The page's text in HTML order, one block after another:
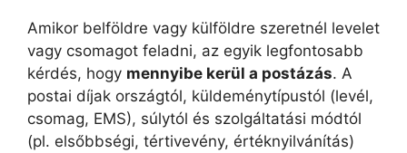
Amikor belföldre vagy külföldre szeretnél levelet
vagy csomagot feladni, az egyik legfontosabb
kérdés, hogy mennyibe kerül a postázás. A
postai díjak országtól, küldeménytípustól (levél,
csomag, EMS), súlytól és szolgáltatási módtól
(pl. elsőbbségi, tértivevény, értéknyilvánítás)